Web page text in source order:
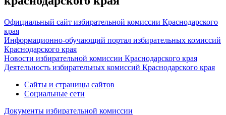
Официальный сайт избирательной комиссии Краснодарского
края
Информационно-обучающий портал избирательных комиссий
Краснодарского края
Новости избирательной комиссии Краснодарского края
Деятельность избирательных комиссий Краснодарского края
Сайты и страницы сайтов
Социальные сети
Документы избирательной комиссии